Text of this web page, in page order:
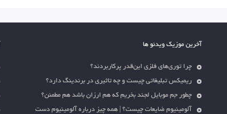
آخرین موزیک ویدئو ها
چرا توری‌های فلزی این‌قدر پرکاربردند؟
ریمیکس تبلیغاتی چیست و چه تاثیری در برندینگ دارد؟
چطور جم موبایل لجند بخریم که هم ارزان باشد هم مطمئن؟
آلومینیوم ضایعات چیست؟ | همه چیز درباره آلومینیوم دست